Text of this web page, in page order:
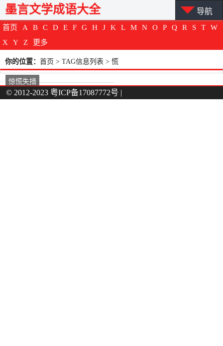
首页 A B C D E F G H J K L M N O P Q R S T
W
X
Y Z 更多
墨言文学成语大全 导航
你的位置： 首页 > TAG信息列表 > 慌
惊慌失措
© 2012-2023 粤ICP备17087772号 |